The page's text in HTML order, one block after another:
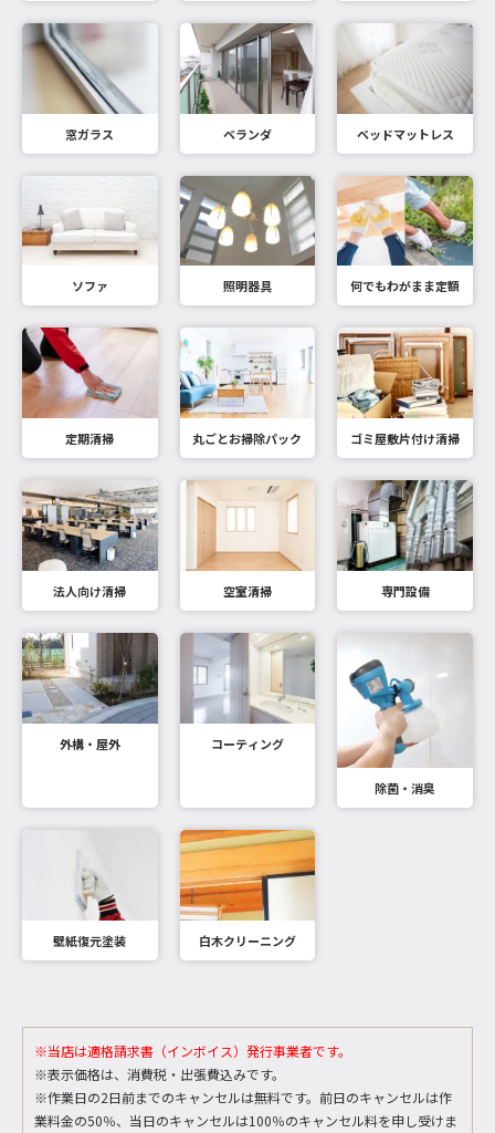
窓ガラス ベランダ ベッドマットレス
ソファ 照明器具 何でもわがまま定額
定期清掃 丸ごとお掃除パック ゴミ屋敷片付け清掃
法人向け清掃 空室清掃 専門設備
外構・屋外 コーティング
除菌・消臭
壁紙復元塗装 白木クリーニング
※当店は適格請求書（インボイス）発行事業者です。
※表示価格は、消費税・出張費込みです。
※作業日の2日前までのキャンセルは無料です。前日のキャンセルは作
業料金の50％、当日のキャンセルは100％のキャンセル料を申し受けま